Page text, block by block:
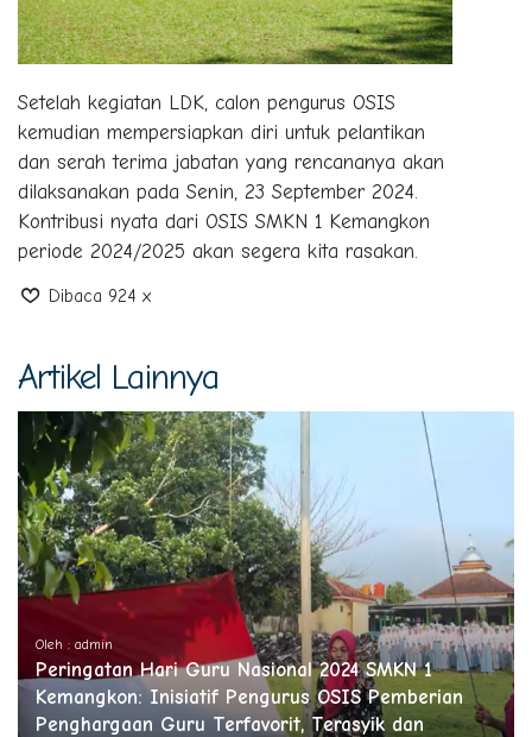
Setelah kegiatan LDK, calon pengurus OSIS
kemudian mempersiapkan diri untuk pelantikan
dan serah terima jabatan yang rencananya akan
dilaksanakan pada Senin, 23 September 2024.
Kontribusi nyata dari OSIS SMKN 1 Kemangkon
periode 2024/2025 akan segera kita rasakan.
Dibaca 924 x
Artikel Lainnya
Oleh : admin
Peringatan Hari Guru Nasional 2024 SMKN 1
Kemangkon: Inisiatif Pengurus OSIS Pemberian
Penghargaan Guru Terfavorit, Terasyik dan